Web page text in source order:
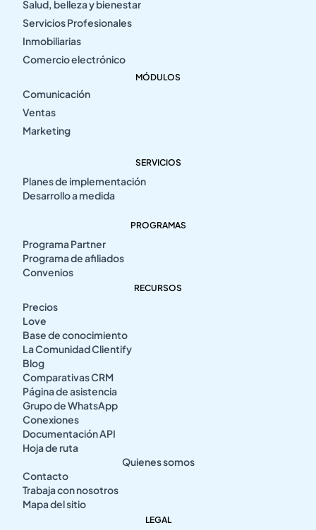
Salud, belleza y bienestar
Servicios Profesionales
Inmobiliarias
Comercio electrónico
MÓDULOS
Comunicación
Ventas
Marketing
SERVICIOS
Planes de implementación
Desarrollo a medida
PROGRAMAS
Programa Partner
Programa de afiliados
Convenios
RECURSOS
Precios
Love
Base de conocimiento
La Comunidad Clientify
Blog
Comparativas CRM
Página de asistencia
Grupo de WhatsApp
Conexiones
Documentación API
Hoja de ruta
Quienes somos
Contacto
Trabaja con nosotros
Mapa del sitio
LEGAL